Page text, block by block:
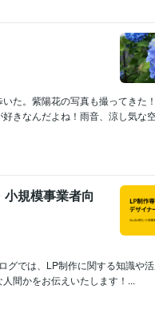
た。紫陽花の写真も撮ってきた
きなんだよね！雨音、涼し気な
規模事業者向
グでは、LP制作に関する知識や
間かをお伝えいたします！...